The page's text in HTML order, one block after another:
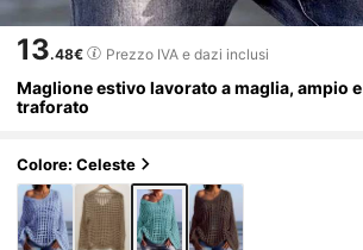
13.48€ Prezzo IVA e dazi inclusi
Maglione estivo lavorato a maglia, ampio e
traforato
Colore: Celeste